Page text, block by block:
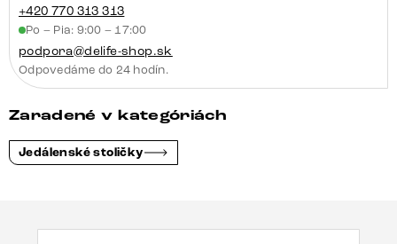
+420 770 313 313
Po – Pia: 9:00 – 17:00
podpora@delife-shop.sk
Odpovedáme do 24 hodín.
Zaradené v kategóriách
Jedálenské stoličky